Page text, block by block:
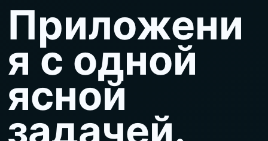
Приложени
я с одной
ясной
задачей.